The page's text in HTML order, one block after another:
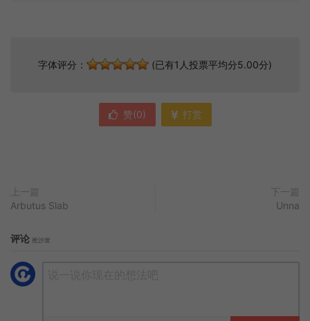
字体评分： (已有1人投票平均分5.00分)
赞(0) 打赏
上一篇
Arbutus Slab
下一篇
Unna
评论 抢沙发